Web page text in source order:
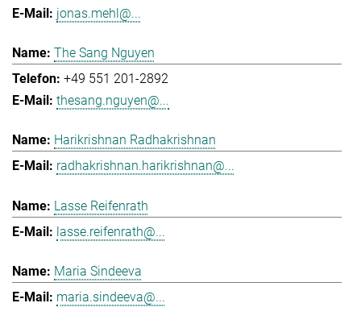
jonas.mehl@...
The Sang Nguyen
+49 551 201-2892
thesang.nguyen@...
Harikrishnan Radhakrishnan
radhakrishnan.harikrishnan@...
Lasse Reifenrath
lasse.reifenrath@...
Maria Sindeeva
maria.sindeeva@...